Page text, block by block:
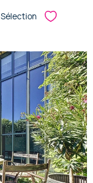
Sélection Sélectionner